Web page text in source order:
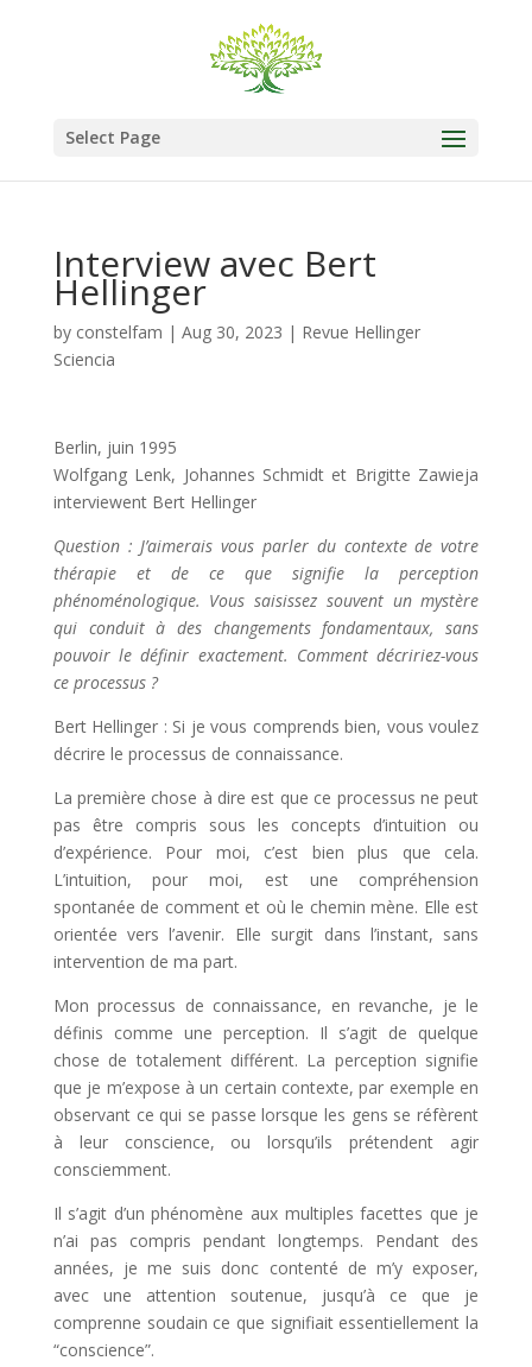
Select Page
Interview avec Bert
Hellinger
by constelfam | Aug 30, 2023 | Revue Hellinger
Sciencia
Berlin, juin 1995
Wolfgang Lenk, Johannes Schmidt et Brigitte Zawieja
interviewent Bert Hellinger
Question : J’aimerais vous parler du contexte de votre
thérapie et de ce que signifie la perception
phénoménologique. Vous saisissez souvent un mystère
qui conduit à des changements fondamentaux, sans
pouvoir le définir exactement. Comment décririez-vous
ce processus ?
Bert Hellinger : Si je vous comprends bien, vous voulez
décrire le processus de connaissance.
La première chose à dire est que ce processus ne peut
pas être compris sous les concepts d’intuition ou
d’expérience. Pour moi, c’est bien plus que cela.
L’intuition, pour moi, est une compréhension
spontanée de comment et où le chemin mène. Elle est
orientée vers l’avenir. Elle surgit dans l’instant, sans
intervention de ma part.
Mon processus de connaissance, en revanche, je le
définis comme une perception. Il s’agit de quelque
chose de totalement différent. La perception signifie
que je m’expose à un certain contexte, par exemple en
observant ce qui se passe lorsque les gens se réfèrent
à leur conscience, ou lorsqu’ils prétendent agir
consciemment.
Il s’agit d’un phénomène aux multiples facettes que je
n’ai pas compris pendant longtemps. Pendant des
années, je me suis donc contenté de m’y exposer,
avec une attention soutenue, jusqu’à ce que je
comprenne soudain ce que signifiait essentiellement la
“conscience”.